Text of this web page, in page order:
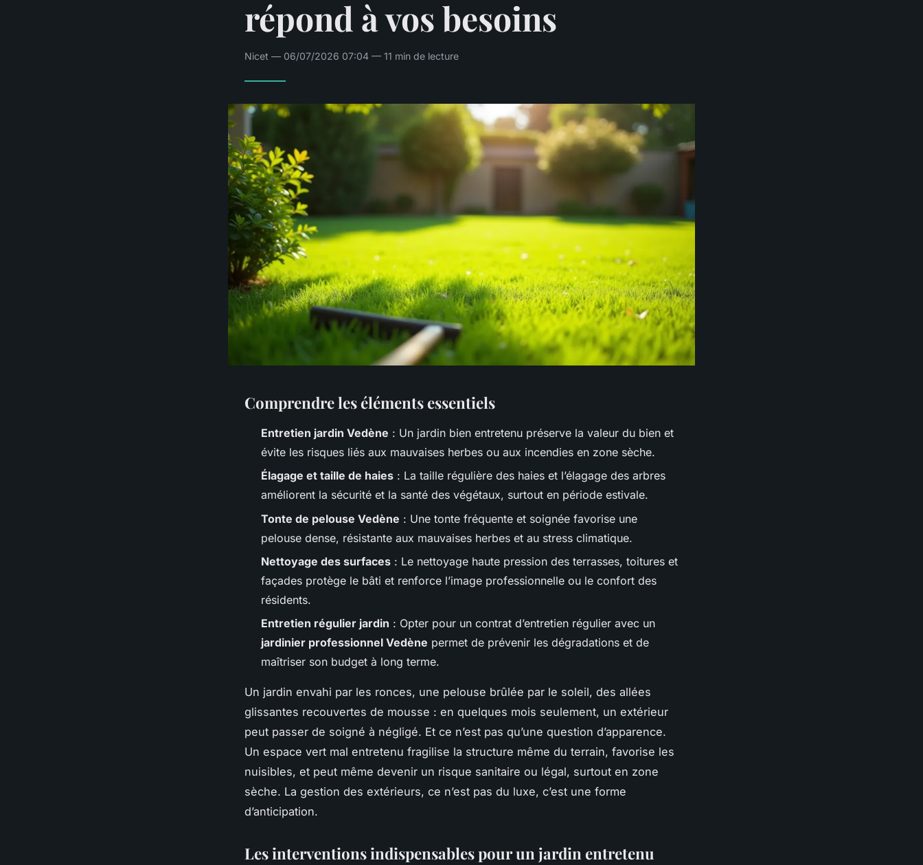
répond à vos besoins
Nicet — 06/07/2026 07:04 — 11 min de lecture
Comprendre les éléments essentiels
Entretien jardin Vedène : Un jardin bien entretenu préserve la valeur du bien et
évite les risques liés aux mauvaises herbes ou aux incendies en zone sèche.
Élagage et taille de haies : La taille régulière des haies et l’élagage des arbres
améliorent la sécurité et la santé des végétaux, surtout en période estivale.
Tonte de pelouse Vedène : Une tonte fréquente et soignée favorise une
pelouse dense, résistante aux mauvaises herbes et au stress climatique.
Nettoyage des surfaces : Le nettoyage haute pression des terrasses, toitures et
façades protège le bâti et renforce l’image professionnelle ou le confort des
résidents.
Entretien régulier jardin : Opter pour un contrat d’entretien régulier avec un
jardinier professionnel Vedène permet de prévenir les dégradations et de
maîtriser son budget à long terme.
Un jardin envahi par les ronces, une pelouse brûlée par le soleil, des allées
glissantes recouvertes de mousse : en quelques mois seulement, un extérieur
peut passer de soigné à négligé. Et ce n’est pas qu’une question d’apparence.
Un espace vert mal entretenu fragilise la structure même du terrain, favorise les
nuisibles, et peut même devenir un risque sanitaire ou légal, surtout en zone
sèche. La gestion des extérieurs, ce n’est pas du luxe, c’est une forme
d’anticipation.
Les interventions indispensables pour un jardin entretenu